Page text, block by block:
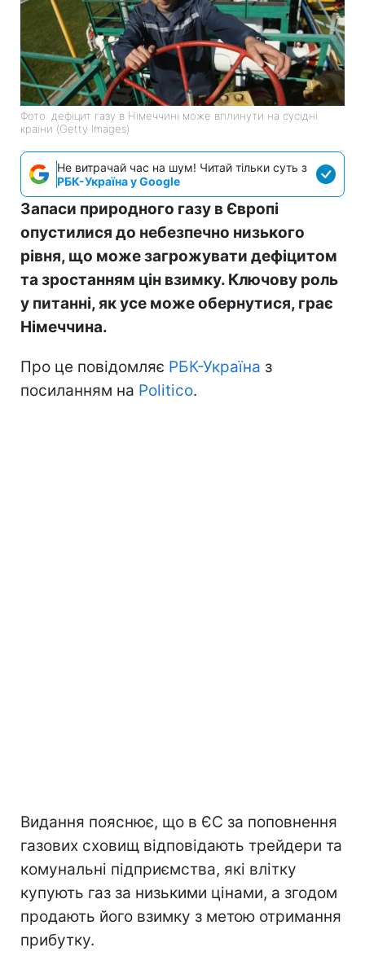
Фото: дефіцит газу в Німеччині може вплинути на сусідні
країни (Getty Images)
Не витрачай час на шум! Читай тільки суть з
РБК-Україна у Google
Запаси природного газу в Європі
опустилися до небезпечно низького
рівня, що може загрожувати дефіцитом
та зростанням цін взимку. Ключову роль
у питанні, як усе може обернутися, грає
Німеччина.
Про це повідомляє РБК-Україна з
посиланням на Politico.
Видання пояснює, що в ЄС за поповнення
газових сховищ відповідають трейдери та
комунальні підприємства, які влітку
купують газ за низькими цінами, а згодом
продають його взимку з метою отримання
прибутку.